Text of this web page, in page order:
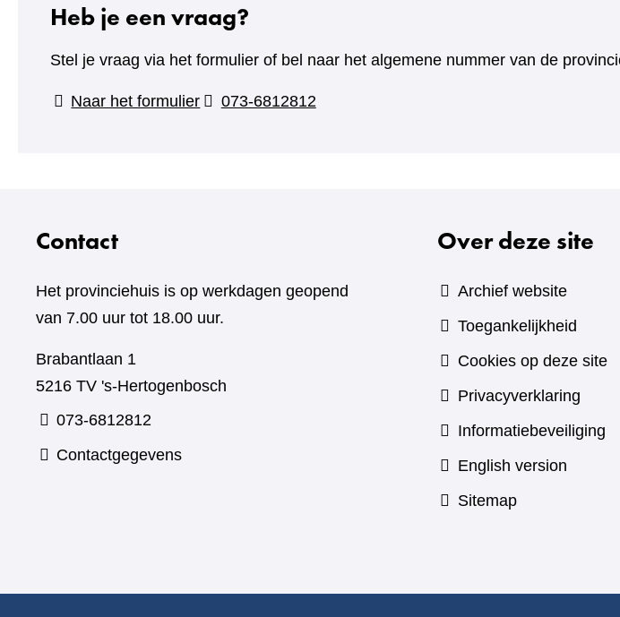
Heb je een vraag?
Stel je vraag via het formulier of bel naar het algemene nummer van de
Naar het formulier(verwijst
073-6812812
Contact
Het provinciehuis is op werkdagen geopend
van 7.00 uur tot 18.00 uur.
Brabantlaan 1
5216 TV 's-Hertogenbosch
073-6812812
Contactgegevens
Over deze site
Archief website
Toegankelijkheid
Cookies op deze site
Privacyverklaring
Informatiebeveiliging
English version
Sitemap